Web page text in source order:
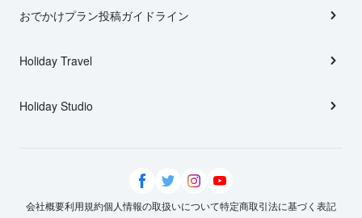
おでかけプラン投稿ガイドライン
Holiday Travel
Holiday Studio
会社概要利用規約個人情報の取扱いについて特定商取引法に基づく表記